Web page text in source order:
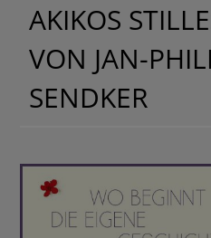
SPIELE
GESCHENKIDEEN & MEHR
BUCHTIPPS
AKIKOS
VON JAN-
SENDKER